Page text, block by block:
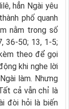
hẳn Ngài yêu
phố quanh
nằm trong số
36-50; 13, 1-5;
theo để gọi
khi nghe lời
làm. Nhưng
cả vẫn chỉ là
đòi hỏi là biến